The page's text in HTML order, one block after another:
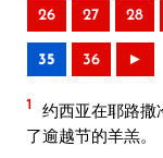
26 27 28
35 36 ►
1
约西亚在耶路撒
了逾越节的羊羔。